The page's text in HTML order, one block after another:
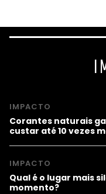
IMPACTO
Corantes naturais
custar até 10 vezes
IMPACTO
Qual é o lugar mais
momento?